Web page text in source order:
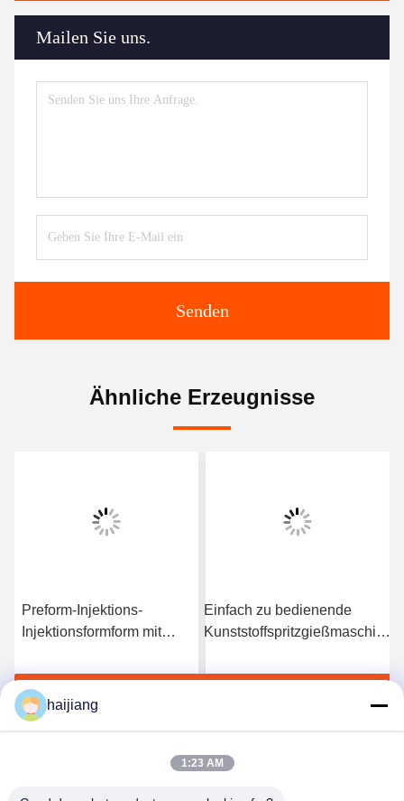
Mailen Sie uns.
Senden
Ähnliche Erzeugnisse
Preform-Injektions-
Injektionsformform mit
optimiert für die
Produktion von
Kunststoffteilen
Einfach zu bedienende
Kunststoffspritzgießmaschine
Vickers Komponenten und
haijiang
1:23 AM